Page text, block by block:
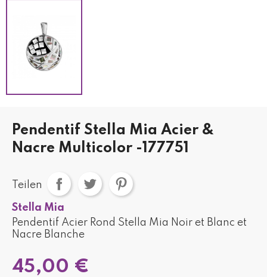
Pendentif Stella Mia Acier &
Nacre Multicolor -177751
Teilen
Stella Mia
Pendentif Acier Rond Stella Mia Noir et Blanc et
Nacre Blanche
45,00 €